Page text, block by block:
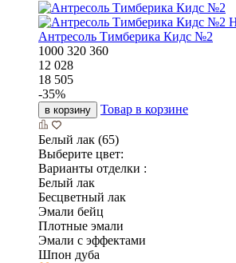
Антресоль Тимберика Кидс №2
1000 320 360
12 028
18 505
-35%
в корзину Товар в корзине
Белый лак (65)
Выберите цвет:
Варианты отделки :
Белый лак
Бесцветный лак
Эмали бейц
Плотные эмали
Эмали с эффектами
Шпон дуба